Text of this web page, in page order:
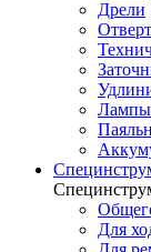
Дрели
Лампы
Для